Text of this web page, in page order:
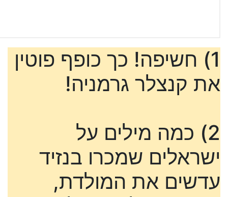
1) חשיפה! כך כופף פוטין
את קנצלר גרמניה!
2) כמה מילים על
ישראלים שמכרו בנזיד
עדשים את המולדת,